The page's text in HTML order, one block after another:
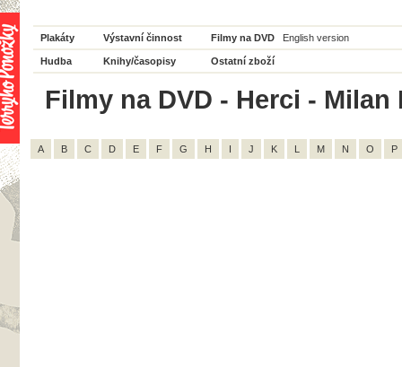
Plakáty Výstavní činnost Filmy na DVD English version
Hudba Knihy/časopisy Ostatní zboží
Filmy na DVD - Herci -
A B C D E F G H I J K L M N O P